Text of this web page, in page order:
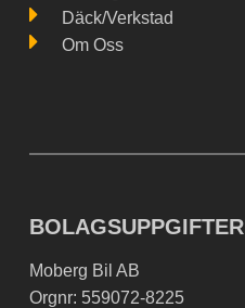
Däck/Verkstad
Om Oss
BOLAGSUPPGIFTER
Moberg Bil AB
Orgnr: 559072-8225